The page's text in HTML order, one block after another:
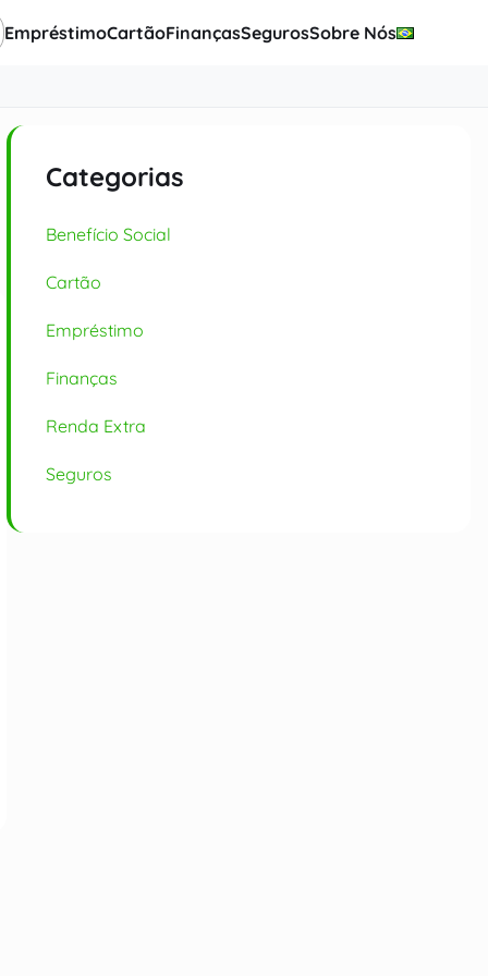
EmpréstimoCartãoFinançasSegurosSobre Nós
Categorias
Benefício Social
Cartão
Empréstimo
Finanças
Renda Extra
Seguros